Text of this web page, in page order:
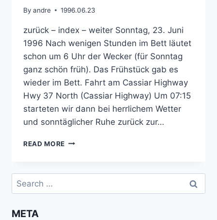
By andre 1996.06.23
zurück – index – weiter Sonntag, 23. Juni
1996 Nach wenigen Stunden im Bett läutet
schon um 6 Uhr der Wecker (für Sonntag
ganz schön früh). Das Frühstück gab es
wieder im Bett. Fahrt am Cassiar Highway
Hwy 37 North (Cassiar Highway) Um 07:15
starteten wir dann bei herrlichem Wetter
und sonntäglicher Ruhe zurück zur…
READ MORE WATSON
ALASKA
Search
for:
META